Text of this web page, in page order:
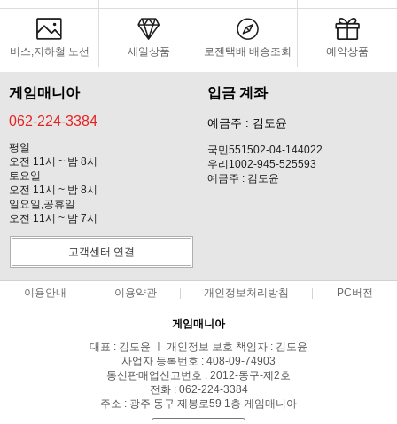
버스,지하철 노선 세일상품 로젠택배 배송조회 예약상품
게임매니아
062-224-3384
평일
오전 11시 ~ 밤 8시
토요일
오전 11시 ~ 밤 8시
일요일,공휴일
오전 11시 ~ 밤 7시
입금 계좌
예금주 : 김도윤
국민551502-04-144022
우리1002-945-525593
예금주 : 김도윤
고객센터 연결
이용안내 이용약관 개인정보처리방침 PC버전
게임매니아
대표 : 김도윤 ㅣ 개인정보 보호 책임자 : 김도윤
사업자 등록번호 : 408-09-74903
통신판매업신고번호 : 2012-동구-제2호
전화 : 062-224-3384
주소 : 광주 동구 제봉로59 1층 게임매니아